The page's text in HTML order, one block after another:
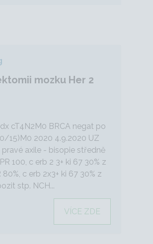
mozku Her 2
cT4N2M0 BRCA negat po
15)M0 2020 4.9.2020 UZ
pravé axile - bisopie středně
100, c erb 2 3+ ki 67 30% z
80%, c erb 2x3+ ki 67 30% z
stp. NCH...
VÍCE ZDE